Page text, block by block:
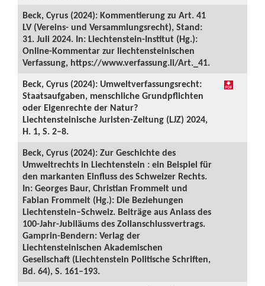
Beck, Cyrus (2024): Kommentierung zu Art. 41
LV (Vereins- und Versammlungsrecht), Stand:
31. Juli 2024. In: Liechtenstein-Institut (Hg.):
Online-Kommentar zur liechtensteinischen
Verfassung, https://www.verfassung.li/Art._41.
Beck, Cyrus (2024): Umweltverfassungsrecht:
Staatsaufgaben, menschliche Grundpflichten
oder Eigenrechte der Natur?
Liechtensteinische Juristen-Zeitung (LJZ) 2024,
H. 1, S. 2–8.
Beck, Cyrus (2024): Zur Geschichte des
Umweltrechts in Liechtenstein : ein Beispiel für
den markanten Einfluss des Schweizer Rechts.
In: Georges Baur, Christian Frommelt und
Fabian Frommelt (Hg.): Die Beziehungen
Liechtenstein–Schweiz. Beiträge aus Anlass des
100-Jahr-Jubiläums des Zollanschlussvertrags.
Gamprin-Bendern: Verlag der
Liechtensteinischen Akademischen
Gesellschaft (Liechtenstein Politische Schriften,
Bd. 64), S. 161–193.